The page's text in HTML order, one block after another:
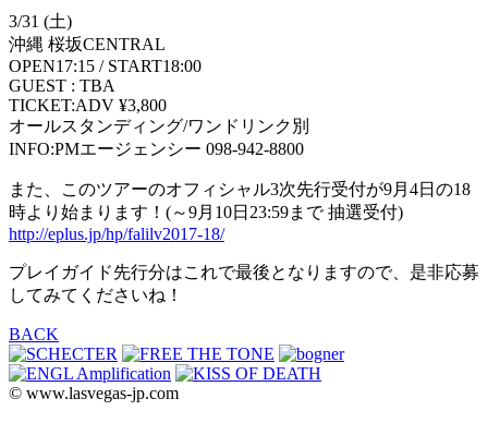
3/31 (土)
沖縄 桜坂CENTRAL
OPEN17:15 / START18:00
GUEST : TBA
TICKET:ADV ¥3,800
オールスタンディング/ワンドリンク別
INFO:PMエージェンシー 098-942-8800
また、このツアーのオフィシャル3次先行受付が9月4日の18
時より始まります！(～9月10日23:59まで 抽選受付)
http://eplus.jp/hp/falilv2017-18/
プレイガイド先行分はこれで最後となりますので、是非応募
してみてくださいね！
BACK
© www.lasvegas-jp.com